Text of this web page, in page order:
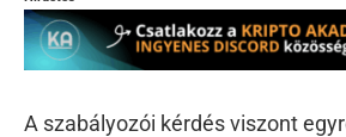
A szabályozói kérdés viszont